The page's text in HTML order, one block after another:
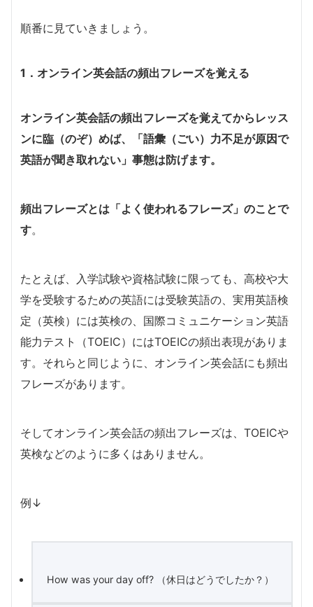
順番に見ていきましょう。
1．オンライン英会話の頻出フレーズを覚える
オンライン英会話の頻出フレーズを覚えてからレッス
ンに臨（のぞ）めば、「語彙（ごい）力不足が原因で
英語が聞き取れない」事態は防げます。
頻出フレーズとは「よく使われるフレーズ」のことで
す。
たとえば、入学試験や資格試験に限っても、高校や大
学を受験するための英語には受験英語の、実用英語検
定（英検）には英検の、 国際コミュニケーション英語
能力テスト（TOEIC）にはTOEICの頻出表現がありま
す。それらと同じように、オンライン英会話にも頻出
フレーズがあります。
そしてオンライン英会話の頻出フレーズは、TOEICや
英検などのように多くはありません。
例↓
How was your day off? （休日はどうでしたか？）